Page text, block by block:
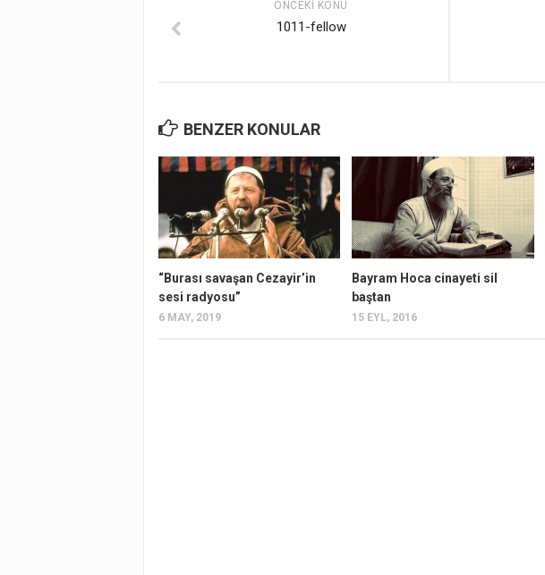
ÖNCEKI KONU
1011-fellow
BENZER KONULAR
“Burası savaşan Cezayir’in
sesi radyosu”
6 MAY, 2019
Bayram Hoca cinayeti sil
baştan
15 EYL, 2016